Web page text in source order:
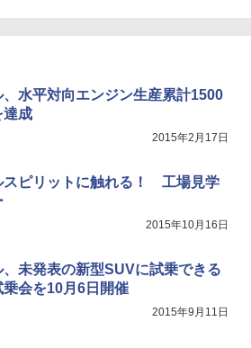
、水平対向エンジン生産累計1500
達成
2015年2月17日
スピリットに触れる！ 工場見学
2015年10月16日
、未発表の新型SUVに試乗できる
乗会を10月6日開催
2015年9月11日